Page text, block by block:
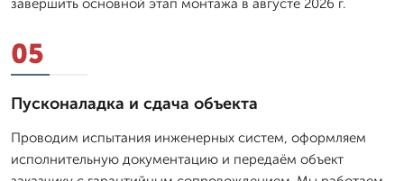
05
Пусконаладка и сдача объекта
Проводим испытания инженерных систем, оформляем
исполнительную документацию и передаём объект